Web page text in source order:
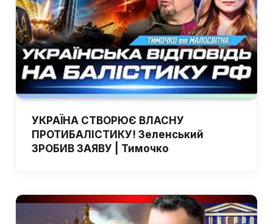
УКРАЇНА СТВОРЮЄ ВЛАСНУ
ПРОТИБАЛІСТИКУ! Зеленський
ЗРОБИВ ЗАЯВУ | Тимочко